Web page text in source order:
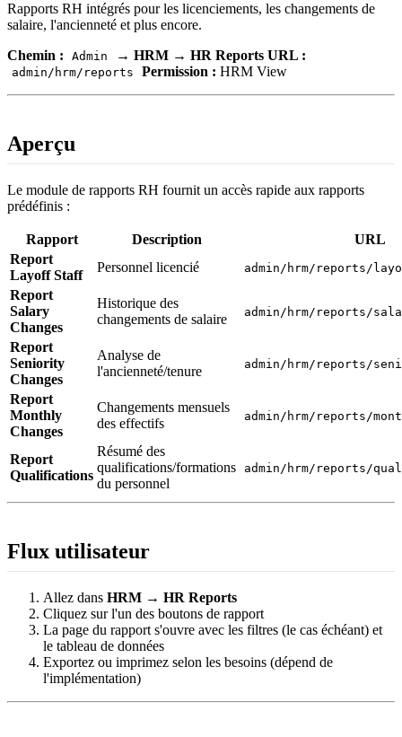
Rapports RH intégrés pour les licenciements, les changements de
salaire, l'ancienneté et plus encore.
Chemin :
Admin →HRM →HR Reports URL :
admin/hrm/reports Permission : HRM View
Aperçu
Le module de rapports RH fournit un accès rapide aux rapports
prédéfinis :
Rapport Description
URL
Report
Layoff Staff
Personnel licencié admin/hrm/reports/
Report
Salary
Changes
Historique des
changements de salaire
admin/hrm/reports/
Report
Seniority
Changes
Analyse de
l'ancienneté/tenure
admin/hrm/reports/
Report
Monthly
Changes
Changements mensuels
des effectifs
admin/hrm/reports/
Report
Qualifications
Résumé des
qualifications/formations
du personnel
admin/hrm/reports/
Flux utilisateur
Allez dans HRM → HR Reports
Cliquez sur l'un des boutons de rapport
La page du rapport s'ouvre avec les filtres (le cas échéant) et
le tableau de données
Exportez ou imprimez selon les besoins (dépend de
l'implémentation)